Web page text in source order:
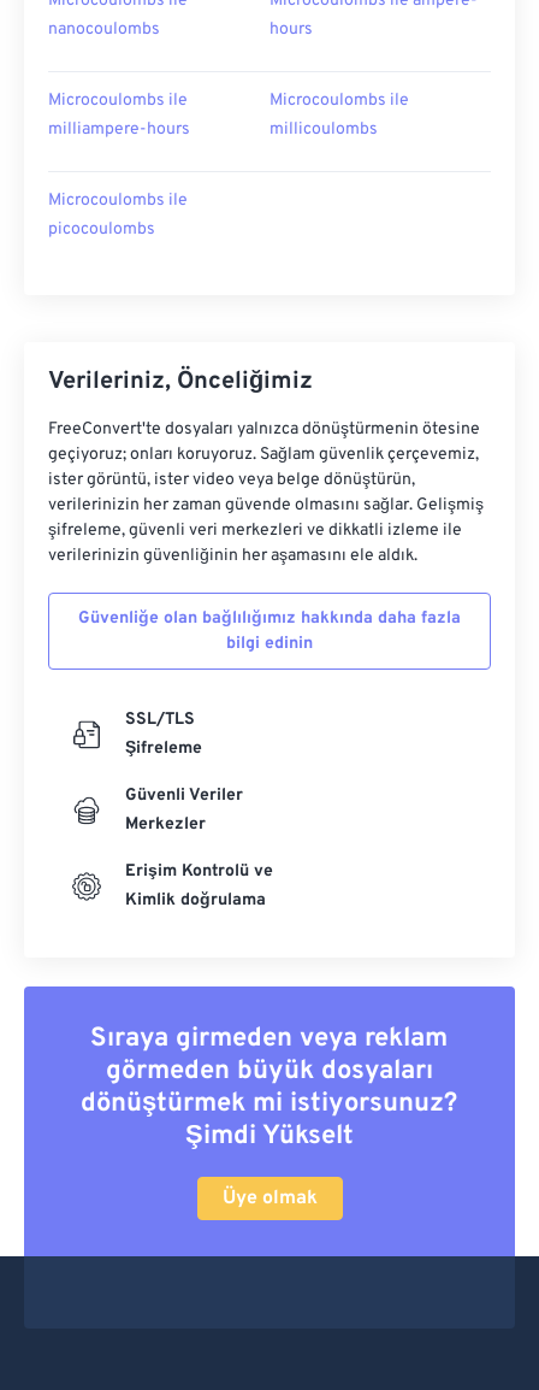
nanocoulombs
hours
Microcoulombs ile
milliampere-hours
Microcoulombs ile
millicoulombs
Microcoulombs ile
picocoulombs
Verileriniz, Önceliğimiz
FreeConvert'te dosyaları yalnızca dönüştürmenin ötesine
geçiyoruz; onları koruyoruz. Sağlam güvenlik çerçevemiz,
ister görüntü, ister video veya belge dönüştürün,
verilerinizin her zaman güvende olmasını sağlar. Gelişmiş
şifreleme, güvenli veri merkezleri ve dikkatli izleme ile
verilerinizin güvenliğinin her aşamasını ele aldık.
Güvenliğe olan bağlılığımız hakkında daha fazla
bilgi edinin
SSL/TLS
Şifreleme
Güvenli Veriler
Merkezler
Erişim Kontrolü ve
Kimlik doğrulama
Sıraya girmeden veya reklam
görmeden büyük dosyaları
dönüştürmek mi istiyorsunuz?
Şimdi Yükselt
Üye olmak